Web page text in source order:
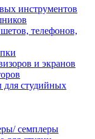
инструментов
телефонов,
и экранов
для студийных
семплеры